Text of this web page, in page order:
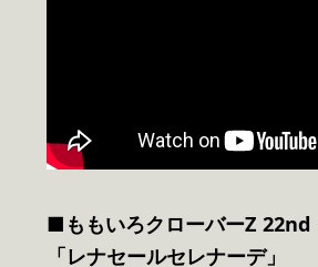
■ももいろクローバーZ 22nd
「レナセールセレナーデ」